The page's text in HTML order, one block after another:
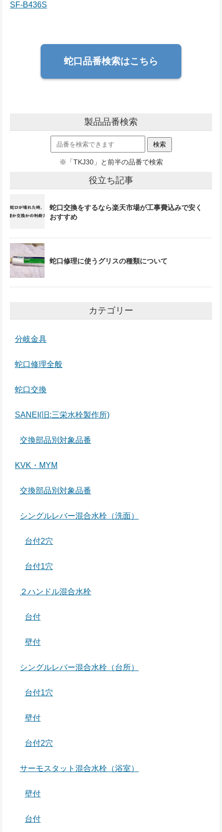
SF-B436S
蛇口品番検索はこちら
製品品番検索
※「TKJ30」と前半の品番で検索
役立ち記事
蛇口交換をするなら楽天市場が工事費込みで安く
おすすめ
蛇口修理に使うグリスの種類について
カテゴリー
分岐金具
蛇口修理全般
蛇口交換
SANEI(旧:三栄水栓製作所)
交換部品別対象品番
KVK・MYM
交換部品別対象品番
シングルレバー混合水栓（洗面）
台付2穴
台付1穴
２ハンドル混合水栓
台付
壁付
シングルレバー混合水栓（台所）
台付1穴
壁付
台付2穴
サーモスタット混合水栓（浴室）
壁付
台付